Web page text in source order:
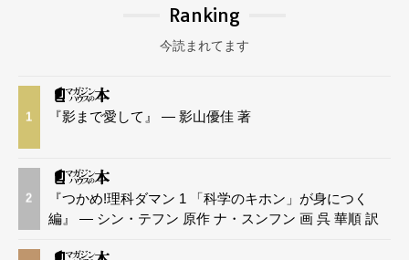
Ranking
今読まれてます
1 『影まで愛して』 — 影山優佳 著
2
『つかめ!理科ダマン 1 「科学のキホン」が身につく
編』 — シン・テフン 原作 ナ・スンフン 画 呉 華順 訳